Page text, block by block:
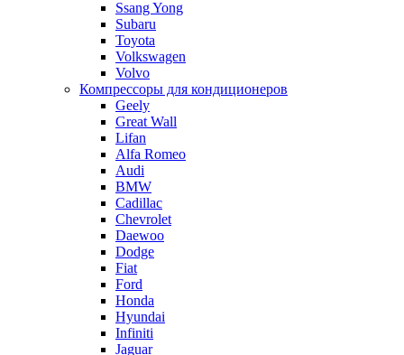
Ssang Yong
Subaru
Toyota
Volkswagen
Volvo
Компрессоры для кондиционеров
Geely
Great Wall
Lifan
Alfa Romeo
Audi
BMW
Cadillac
Chevrolet
Daewoo
Dodge
Fiat
Ford
Honda
Hyundai
Infiniti
Jaguar